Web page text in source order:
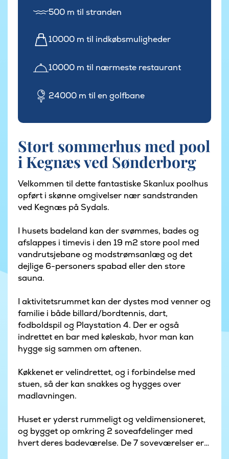
500 m til stranden
10000 m til indkøbsmuligheder
10000 m til nærmeste restaurant
24000 m til en golfbane
Stort sommerhus med pool
i Kegnæs ved Sønderborg
Velkommen til dette fantastiske Skanlux poolhus
opført i skønne omgivelser nær sandstranden
ved Kegnæs på Sydals.
I husets badeland kan der svømmes, bades og
afslappes i timevis i den 19 m2 store pool med
vandrutsjebane og modstrømsanlæg og det
dejlige 6-personers spabad eller den store
sauna.
I aktivitetsrummet kan der dystes mod venner og
familie i både billard/bordtennis, dart,
fodboldspil og Playstation 4. Der er også
indrettet en bar med køleskab, hvor man kan
hygge sig sammen om aftenen.
Køkkenet er velindrettet, og i forbindelse med
stuen, så der kan snakkes og hygges over
madlavningen.
Huset er yderst rummeligt og veldimensioneret,
og bygget op omkring 2 soveafdelinger med
hvert deres badeværelse. De 7 soveværelser er